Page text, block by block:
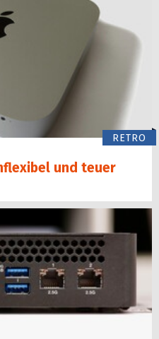
RETRO
und teuer